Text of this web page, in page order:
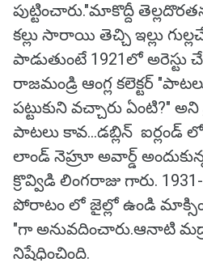
పుట్టించారు."మాకొద్దీ
కల్లు సారాయి తెచ్చి ఇల్లు
పాడుతుంటే 1921లో అరెస్టు
రాజమండ్రి ఆంగ్ల కలెక్టర్
పట్టుకుని వచ్చారు ఏంటి?"
పాటలు కావ…డబ్లిన్
లాండ్ నెహ్రూ అవార్డ్
క్రొవ్విడి లింగరాజు గారు.
పోరాటం లో జైల్లో ఉండి
"గా అనువదించారు.ఆనాటి
నిషేధించింది.